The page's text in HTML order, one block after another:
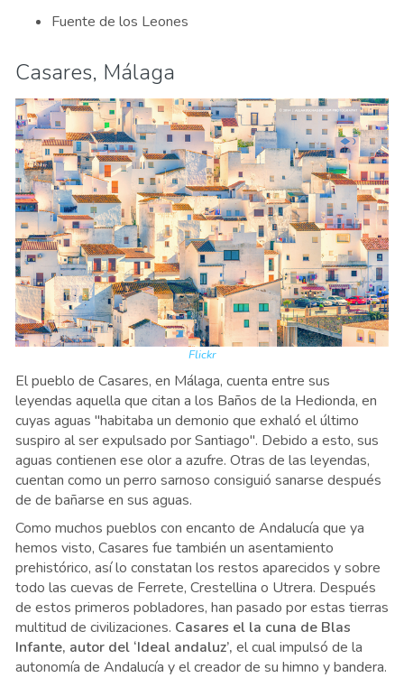
Fuente de los Leones
Casares, Málaga
Flickr
El pueblo de Casares, en Málaga, cuenta entre sus
leyendas aquella que citan a los Baños de la Hedionda, en
cuyas aguas "habitaba un demonio que exhaló el último
suspiro al ser expulsado por Santiago". Debido a esto, sus
aguas contienen ese olor a azufre. Otras de las leyendas,
cuentan como un perro sarnoso consiguió sanarse después
de de bañarse en sus aguas.
Como muchos pueblos con encanto de Andalucía que ya
hemos visto, Casares fue también un asentamiento
prehistórico, así lo constatan los restos aparecidos y sobre
todo las cuevas de Ferrete, Crestellina o Utrera. Después
de estos primeros pobladores, han pasado por estas tierras
multitud de civilizaciones. Casares el la cuna de Blas
Infante, autor del ‘Ideal andaluz’, el cual impulsó de la
autonomía de Andalucía y el creador de su himno y bandera.